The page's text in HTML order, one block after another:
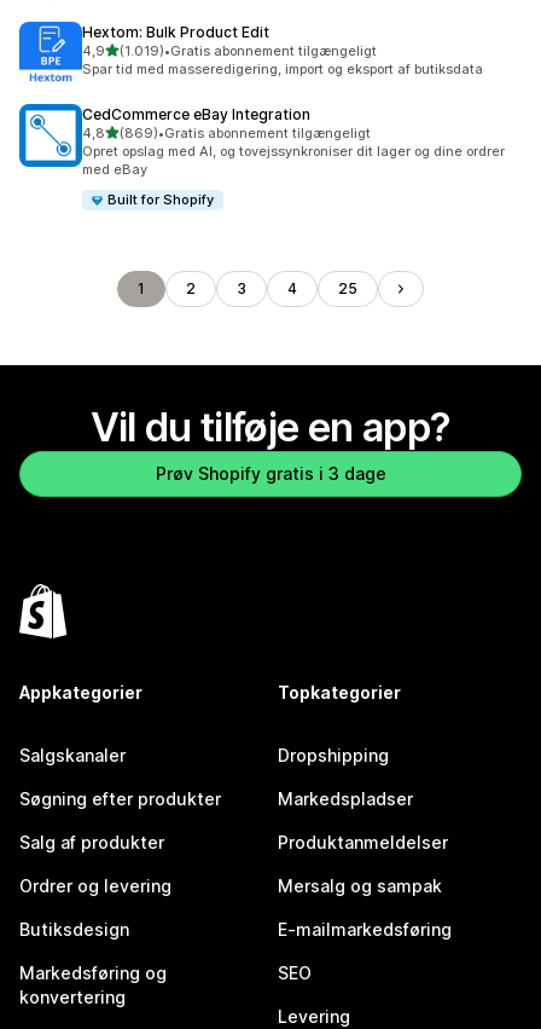
Hextom: Bulk Product Edit
4,9ud af 5 stjerner
(1.019)
1019 anmeldelser i alt
•Gratis abonnement tilgængeligt
Spar tid med masseredigering, import og eksport af butiksdata
CedCommerce eBay Integration
4,8ud af 5 stjerner
(869)
869 anmeldelser i alt
•Gratis abonnement tilgængeligt
Opret opslag med AI, og tovejssynkroniser dit lager og dine ordrer
med eBay
Built for Shopify
1 2 3 4 25
Vil du tilføje en app?
Prøv Shopify gratis i 3 dage
Appkategorier
Salgskanaler
Søgning efter produkter
Salg af produkter
Ordrer og levering
Butiksdesign
Markedsføring og
konvertering
Topkategorier
Dropshipping
Markedspladser
Produktanmeldelser
Mersalg og sampak
E-mailmarkedsføring
SEO
Levering